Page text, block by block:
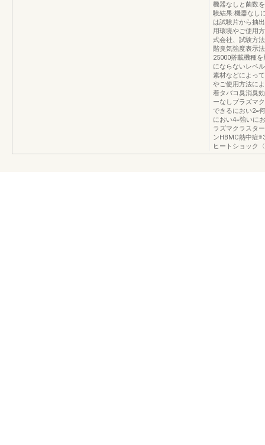
機器なしと菌数
験結果:機器なし
は試験片から抽
用環境やご使用
式会社、試験方
階臭気強度表示
25000搭載機種
にならないレベ
素材などによっ
やご使用方法に
着タバコ臭消臭
ーなしプラズマ
できるにおい2=
におい4=強いに
ラズマクラスタ
ンHBMC熱中症
ヒートショック